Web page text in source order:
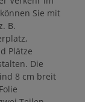
Sie mit
B.
Plätze
Die
8 cm breit